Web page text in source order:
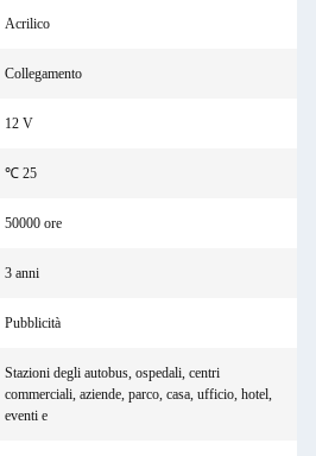
Acrilico
Collegamento
12 V
℃ 25
50000 ore
3 anni
Pubblicità
Stazioni degli autobus, ospedali, centri
commerciali, aziende, parco, casa, ufficio, hotel,
eventi e